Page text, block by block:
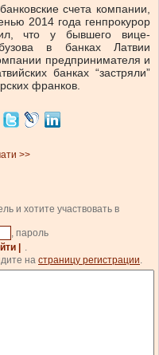
счета компании,
2014 года генпрокурор
что у бывшего вице-
в банках Латвии
предпринимателя и
банках “застряли”
франков.
>>
и хотите участвовать в
, пароль
|
.
на страницу регистрации.